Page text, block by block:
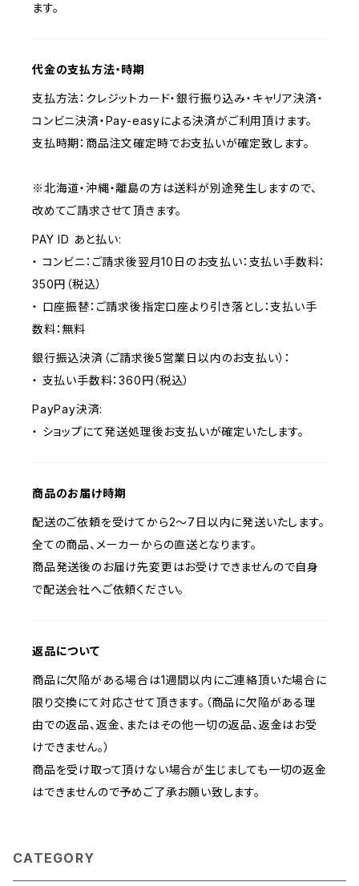
ます。
代金の支払方法・時期
支払方法：クレジットカード・銀行振り込み・キャリア決済・
コンビニ決済・Pay-easyによる決済がご利用頂けます。
支払時期：商品注文確定時でお支払いが確定致します。
※北海道・沖縄・離島の方は送料が別途発生しますので、
改めてご請求させて頂きます。
PAY ID あと払い:
・ コンビニ：ご請求後翌月10日のお支払い：支払い手数料：
350円（税込）
・ 口座振替：ご請求後指定口座より引き落とし：支払い手
数料：無料
銀行振込決済（ご請求後5営業日以内のお支払い）：
・ 支払い手数料：360円（税込）
PayPay決済:
・ ショップにて発送処理後お支払いが確定いたします。
商品のお届け時期
配送のご依頼を受けてから2～7日以内に発送いたします。
全ての商品、メーカーからの直送となります。
商品発送後のお届け先変更はお受けできませんので自身
で配送会社へご依頼ください。
返品について
商品に欠陥がある場合は1週間以内にご連絡頂いた場合に
限り交換にて対応させて頂きます。（商品に欠陥がある理
由での返品、返金、またはその他一切の返品、返金はお受
けできません。）
商品を受け取って頂けない場合が生じましても一切の返金
はできませんので予めご了承お願い致します。
CATEGORY